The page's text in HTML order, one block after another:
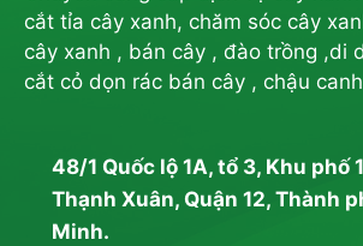
cắt tỉa cây xanh, chăm sóc cây
cây xanh , bán cây , đào trồng ,di
cắt cỏ dọn rác bán cây , chậu
48/1 Quốc lộ 1A, tổ 3, Khu phố
Thạnh Xuân, Quận 12, Thành
Minh.